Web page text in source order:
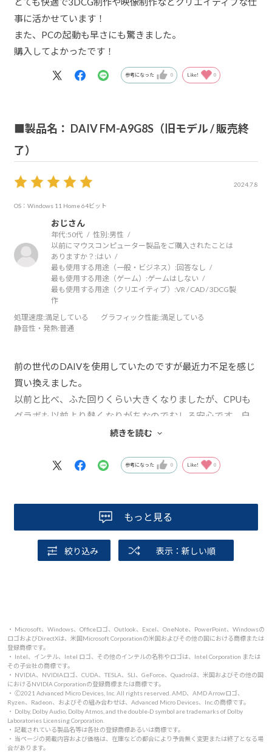
事に活かせています！
また、PCの起動も早さにも驚きました。
購入してよかったです！
参考になった 0 Like! 0
■製品名： DAIV FM-A9G8S（旧モデル / 販売終
了）
2024.7.8
OS：Windows 11 Home 64ビット
おじさん
年代:50代 性別:男性
以前にマウスコンピューター製品をご購入されたことは
ありますか？:はい
最も使用する用途（一般・ビジネス）: 回答なし
最も使用する用途（ゲーム）:ゲームはしない
最も使用する用途（クリエイティブ）:VR / CAD / 3DCG製
作
処理速度:満足している グラフィック性能:満足している
静音性・発熱:普通
前の世代のDAIVを使用していたのですが最近力不足を感じ
買い換えました。
以前と比べ、ふた回りくらい大きくなりましたが、CPUも
グラボも以前より熱くなりがちなのでむしろ安心です。自
宅で使用してるのですが、シックで落ち着いたデザインが
ので、スイッチ以外光り物のないのもいいですね。曲線を
続きを読む
参考になった 0 Like! 0
もっと見る
絞り込み 表示：新しい順
・ Microsoft、Windows、Officeロゴ、Outlook、Excel、OneNote、PowerPoint、Windowsの
ロゴおよびDirectXは、米国Microsoft Corporationの米国およびその他の国における商標または
登録商標です。
・ Intel、インテル、Intel ロゴ、その他のインテルの名称やロゴは、Intel Corporation または
その子会社の商標です。
・ NVIDIA、NVIDIAロゴ、CUDA、TESLA、SLI、GeForce、Quadroは、米国およびその他の国
におけるNVIDIA Corporationの登録商標または商標です。
・ 🄫2021 Advanced Micro Devices, Inc. All rights reserved. AMD、AMD Arrowロゴ、
Ryzen、Radeon、およびその組み合わせは、Advanced Micro Devices、Inc.の商標です。
・ Dolby, Dolby Audio, Dolby Atmos, and the double-D symbol are trademarks of Dolby
Laboratories Licensing Corporation.
・ 記載されている製品名等は各社の登録商標あるいは商標です。
・ 当ページの掲載内容および価格は、在庫などの都合により予告無く変更または終了となる場
合があります。